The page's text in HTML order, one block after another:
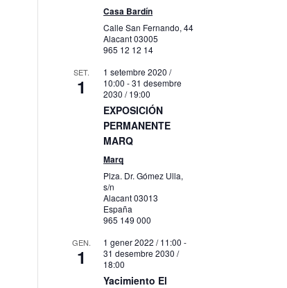
Casa Bardín
Calle San Fernando, 44
Alacant03005
965 12 12 14
SET.
1
1 setembre 2020 /
10:00 -31 desembre
2030 / 19:00
EXPOSICIÓN
PERMANENTE
MARQ
Marq
Plza. Dr. Gómez Ulla,
s/n
Alacant03013
España
965 149 000
GEN.
1
1 gener 2022 / 11:00 -
31 desembre 2030 /
18:00
Yacimiento El